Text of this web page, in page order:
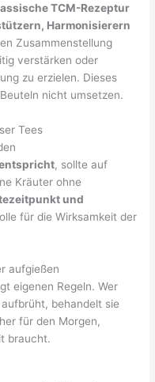
TCM-Rezeptur
Harmonisierern
Zusammenstellung
verstärken oder
zu erzielen. Dieses
nicht umsetzen.
Tees
, sollte auf
Kräuter ohne
und
für die Wirksamkeit der
aufgießen
eigenen Regeln. Wer
behandelt sie
für den Morgen,
braucht.